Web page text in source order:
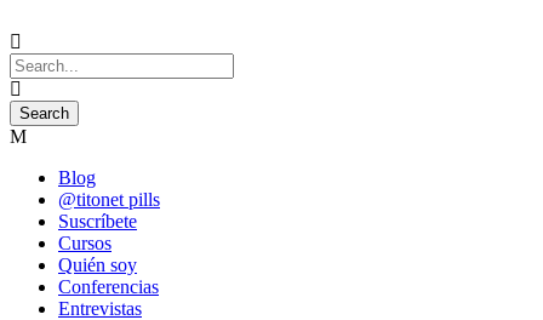
Blog
@titonet pills
Suscríbete
Cursos
Quién soy
Conferencias
Entrevistas